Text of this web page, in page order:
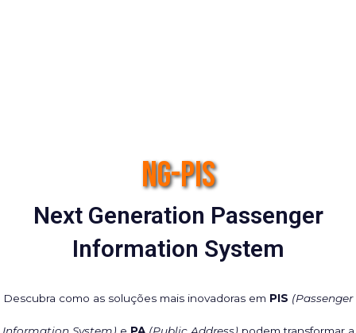
NG-PIS
Next Generation Passenger
Information System
Descubra como as soluções mais inovadoras em PIS (Passenger
Information System) e PA (Public Address) podem transformar a